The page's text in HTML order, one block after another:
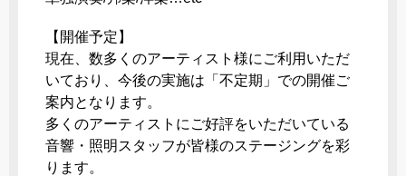
【開催予定】
現在、数多くのアーティスト様にご利用いただ
いており、今後の実施は「不定期」での開催ご
案内となります。
多くのアーティストにご好評をいただいている
音響・照明スタッフが皆様のステージングを彩
ります。